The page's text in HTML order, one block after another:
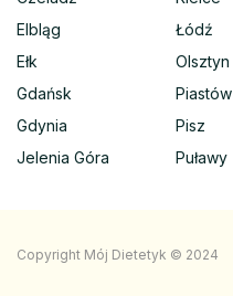
Elbląg
Ełk
Gdańsk
Gdynia
Jelenia Góra
Łódź
Olsztyn
Piastów
Pisz
Puławy
Copyright Mój Dietetyk © 2024